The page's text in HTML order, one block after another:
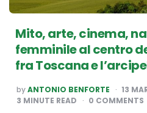
Mito, arte, cinema,
femminile al centro
fra Toscana e
POSTED
BY
byANTONIO BENFORTE
13
3 MINUTE READ 0 COMMENTS